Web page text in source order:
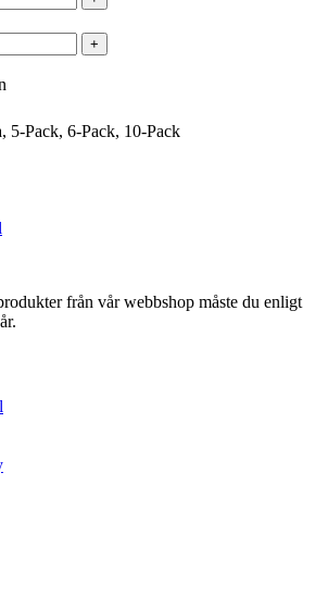
, 5-Pack, 6-Pack, 10-Pack
från vår webbshop måste du enligt